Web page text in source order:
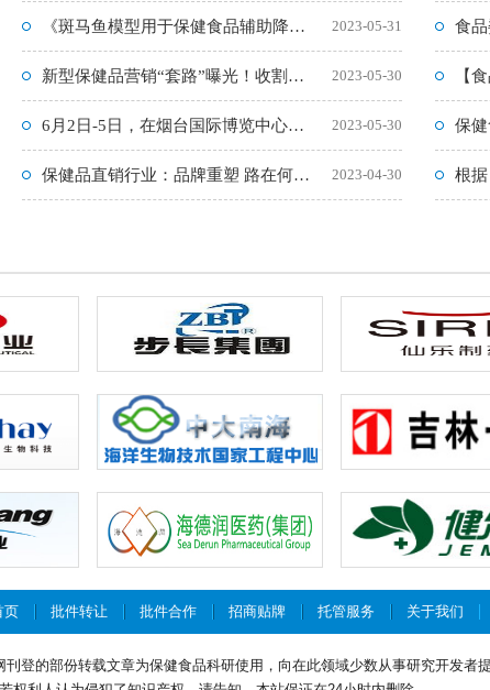
《斑马鱼模型用于保健食品辅助降血脂功能的筛查方法》标准问答 2023-05-31
新型保健品营销“套路”曝光！收割各阶层群体，特别是年轻人 2023-05-30
6月2日-5日，在烟台国际博览中心举办2023 RCEP区域 2023-05-30
保健品直销行业：品牌重塑 路在何方? 2023-04-30
食
页 批件转让 批件合作 招商贴牌 托管服务 关于我们
刊登的部份转载文章为保健食品科研使用，向在此领域少数从事研究开发者提